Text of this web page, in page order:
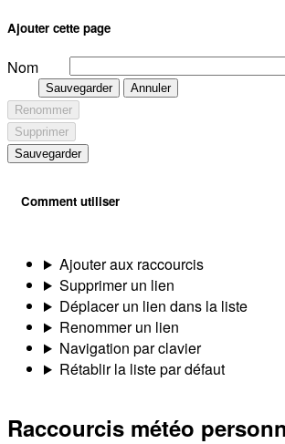
Ajouter cette page
Nom
Sauvegarder
Annuler
Renommer
Supprimer
Sauvegarder
Comment utiliser
Ajouter aux raccourcis
Supprimer un lien
Déplacer un lien dans la liste
Renommer un lien
Navigation par clavier
Rétablir la liste par défaut
Raccourcis météo